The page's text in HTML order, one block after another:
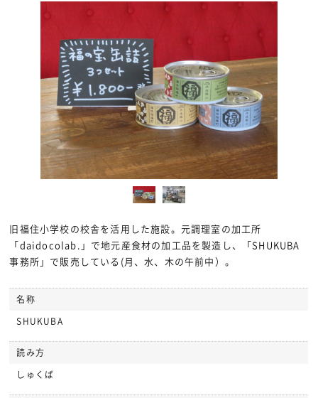
旧福住小学校の校舎を活用した施設。元調理室の加工所
「daidocolab.」で地元産食材の加工品を製造し、「SHUKUBA
事務所」で販売している(月、水、木の午前中）。
名称
SHUKUBA
読み方
しゅくば